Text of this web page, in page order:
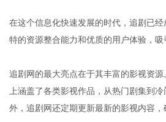
在这个信息化快速发展的时代，追剧已
特的资源整合能力和优质的用户体验，
追剧网的最大亮点在于其丰富的影视资
上涵盖了各类影视作品，从热门剧集到
外，追剧网还定期更新最新的影视内容